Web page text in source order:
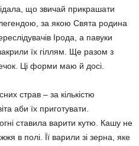
що звичай прикраша­ти
за якою Свята родина
Ірода, а павуки
їх гіллям. Ще разом з
Ці форми маю й досі.
страв – за кількістю
аби їх приготувати.
ставила варити кутю. Кашу не
в полі. Її варили зі зерна, яке